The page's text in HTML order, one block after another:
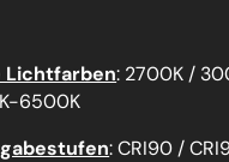
Lichtfarben: 2700K /
6500K
: CRI90 /